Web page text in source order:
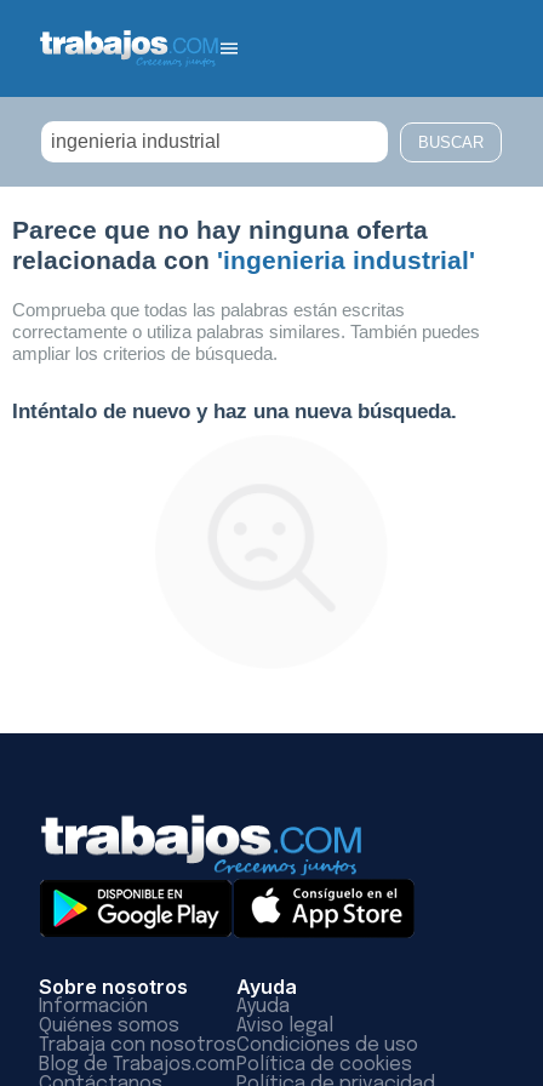
Parece que no hay ninguna oferta
relacionada con 'ingenieria industrial'
Comprueba que todas las palabras están escritas
correctamente o utiliza palabras similares. También puedes
ampliar los criterios de búsqueda.
Inténtalo de nuevo y haz una nueva búsqueda.
Sobre nosotros
Información
Quiénes somos
Trabaja con nosotros
Blog de Trabajos.com
Ayuda
Ayuda
Aviso legal
Condiciones de uso
Política de cookies